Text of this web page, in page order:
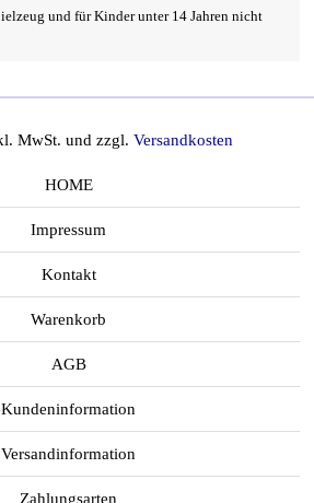
und für Kinder unter 14 Jahren nicht
MwSt. und zzgl. Versandkosten
HOME
Impressum
Kontakt
Warenkorb
AGB
Kundeninformation
Versandinformation
Zahlungsarten